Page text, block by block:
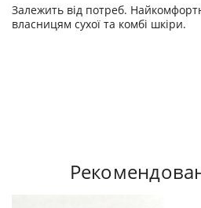
Залежить від потреб.
власницям сухої та комбі шкіри.